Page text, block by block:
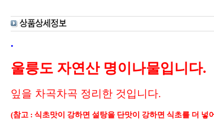
.
울릉도 자연산 명이나물입니다.
잎을 차곡차곡 정리한 것입니다.
(참고 : 식초맛이 강하면 설탕을 단맛이 강하면 식초를 더 넣